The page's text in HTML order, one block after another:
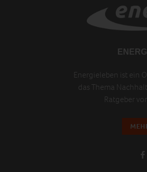
Energieleben ist ein
das Thema
Ratgeber